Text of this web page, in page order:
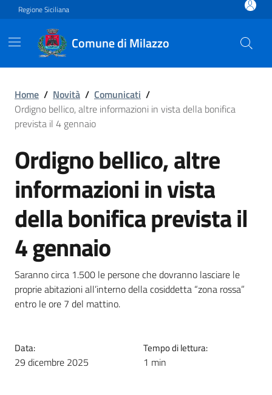
Vai ai contenuti
Vai al footer
Regione Siciliana
Comune di Milazzo
Ordigno bellico, altre
Home / Novità / Comunicati /
Ordigno bellico, altre informazioni in vista della bonifica
prevista il 4 gennaio
Ordigno bellico, altre
informazioni in vista
della bonifica prevista il
4 gennaio
Saranno circa 1.500 le persone che dovranno lasciare le
proprie abitazioni all’interno della cosiddetta “zona rossa”
entro le ore 7 del mattino.
Data:
29 dicembre 2025
Tempo di lettura:
1 min